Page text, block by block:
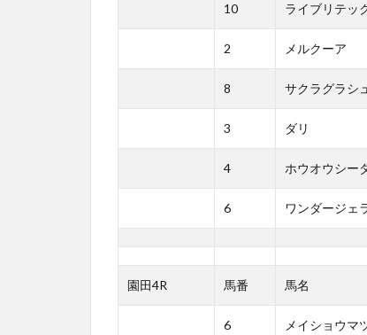
10 ライブリテッ
2 メルクーア
8 サクラグラシ
3 ダリ
4 ホウオウシー
6 ワンダージェ
園田4R 馬番 馬名
6 メイショウマ